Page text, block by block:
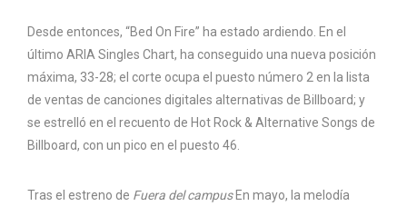
Desde entonces, “Bed On Fire” ha estado ardiendo. En el
último ARIA Singles Chart, ha conseguido una nueva posición
máxima, 33-28; el corte ocupa el puesto número 2 en la lista
de ventas de canciones digitales alternativas de Billboard; y
se estrelló en el recuento de Hot Rock & Alternative Songs de
Billboard, con un pico en el puesto 46.
Tras el estreno de Fuera del campusEn mayo, la melodía